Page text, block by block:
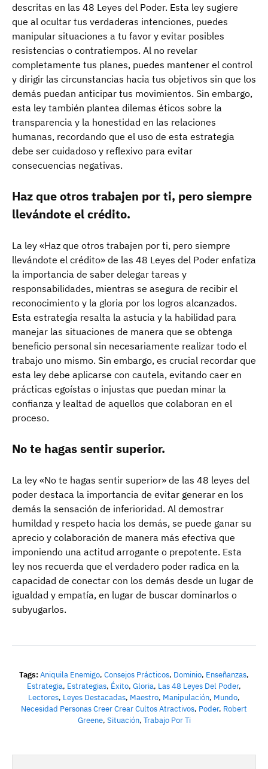
descritas en las 48 Leyes del Poder. Esta ley sugiere
que al ocultar tus verdaderas intenciones, puedes
manipular situaciones a tu favor y evitar posibles
resistencias o contratiempos. Al no revelar
completamente tus planes, puedes mantener el control
y dirigir las circunstancias hacia tus objetivos sin que los
demás puedan anticipar tus movimientos. Sin embargo,
esta ley también plantea dilemas éticos sobre la
transparencia y la honestidad en las relaciones
humanas, recordando que el uso de esta estrategia
debe ser cuidadoso y reflexivo para evitar
consecuencias negativas.
Haz que otros trabajen por ti, pero siempre
llevándote el crédito.
La ley «Haz que otros trabajen por ti, pero siempre
llevándote el crédito» de las 48 Leyes del Poder enfatiza
la importancia de saber delegar tareas y
responsabilidades, mientras se asegura de recibir el
reconocimiento y la gloria por los logros alcanzados.
Esta estrategia resalta la astucia y la habilidad para
manejar las situaciones de manera que se obtenga
beneficio personal sin necesariamente realizar todo el
trabajo uno mismo. Sin embargo, es crucial recordar que
esta ley debe aplicarse con cautela, evitando caer en
prácticas egoístas o injustas que puedan minar la
confianza y lealtad de aquellos que colaboran en el
proceso.
No te hagas sentir superior.
La ley «No te hagas sentir superior» de las 48 leyes del
poder destaca la importancia de evitar generar en los
demás la sensación de inferioridad. Al demostrar
humildad y respeto hacia los demás, se puede ganar su
aprecio y colaboración de manera más efectiva que
imponiendo una actitud arrogante o prepotente. Esta
ley nos recuerda que el verdadero poder radica en la
capacidad de conectar con los demás desde un lugar de
igualdad y empatía, en lugar de buscar dominarlos o
subyugarlos.
Tags:Aniquila Enemigo, Consejos Prácticos, Dominio, Enseñanzas,
Estrategia, Estrategias, Éxito, Gloria, Las 48 Leyes Del Poder,
Lectores, Leyes Destacadas, Maestro, Manipulación, Mundo,
Necesidad Personas Creer Crear Cultos Atractivos, Poder, Robert
Greene, Situación, Trabajo Por Ti